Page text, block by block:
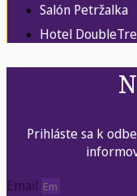
Salón Petržalka
Hotel
Prihláste sa k
Email